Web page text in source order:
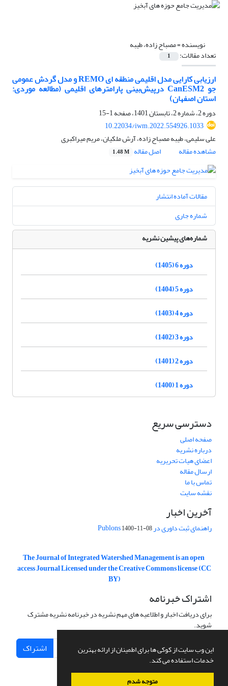
این وب سایت از کوکی ها برای اطمینان از ارائه بهترین
خدمات استفاده می کند.
متوجه شدم
نویسنده =مصباح زاده، طیبه
تعداد مقالات: 1
ارزیابی کارایی مدل اقلیمی منطقه ای REMO و مدل گردش عمومی
جو CanESM2 درپیش‌بینی پارامترهای اقلیمی (مطالعه موردی:
استان اصفهان)
دوره 2، شماره 2، تابستان 1401، صفحه
1-15
10.22034/iwm.2022.554926.1033
علی سلیمی، طیبه مصباح زاده، آرش ملکیان، مریم میراکبری
مشاهده مقاله
اصل مقاله 1.48 M
مقالات آماده انتشار
شماره جاری
شماره‌های پیشین نشریه
دوره 6 (1405)
دوره 5 (1404)
دوره 4 (1403)
دوره 3 (1402)
دوره 2 (1401)
دوره 1 (1400)
دسترسی سریع
صفحه اصلی
درباره نشریه
اعضای هیات تحریریه
ارسال مقاله
تماس با ما
نقشه سایت
آخرین اخبار
راهنمای ثبت داوری در Publons1400-11-08
The Journal of Integrated Watershed Management is an open
access Journal Licensed under the Creative Commons license (CC
BY)
اشتراک خبرنامه
برای دریافت اخبار و اطلاعیه های مهم نشریه در خبرنامه نشریه مشترک
شوید.
اشتراک